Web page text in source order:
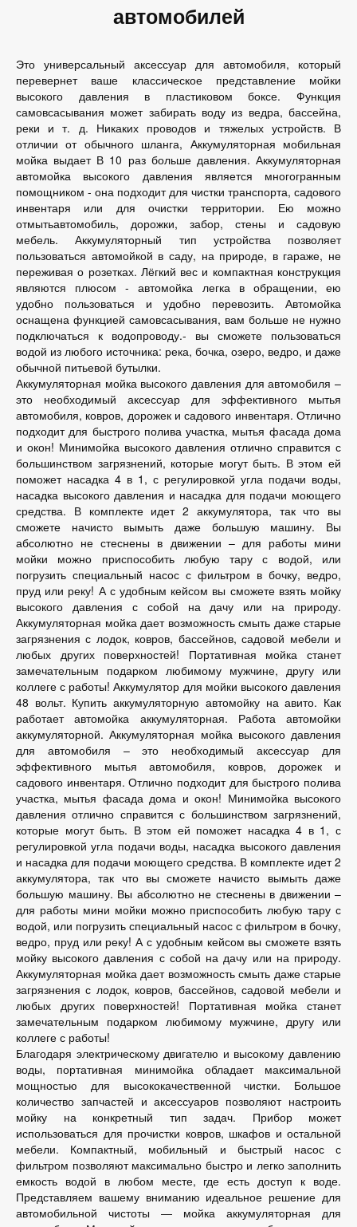
автомобилей
Это универсальный аксессуар для автомобиля, который
перевернет ваше классическое представление мойки
высокого давления в пластиковом боксе. Функция
самовсасывания может забирать воду из ведра, бассейна,
реки и т. д. Никаких проводов и тяжелых устройств. В
отличии от обычного шланга, Аккумуляторная мобильная
мойка выдает В 10 раз больше давления. Аккумуляторная
автомойка высокого давления является многогранным
помощником - она подходит для чистки транспорта, садового
инвентаря или для очистки территории. Ею можно
отмытьавтомобиль, дорожки, забор, стены и садовую
мебель. Аккумуляторный тип устройства позволяет
пользоваться автомойкой в саду, на природе, в гараже, не
переживая о розетках. Лёгкий вес и компактная конструкция
являются плюсом - автомойка легка в обращении, ею
удобно пользоваться и удобно перевозить. Автомойка
оснащена функцией самовсасывания, вам больше не нужно
подключаться к водопроводу.- вы сможете пользоваться
водой из любого источника: река, бочка, озеро, ведро, и даже
обычной питьевой бутылки.
Аккумуляторная мойка высокого давления для автомобиля –
это необходимый аксессуар для эффективного мытья
автомобиля, ковров, дорожек и садового инвентаря. Отлично
подходит для быстрого полива участка, мытья фасада дома
и окон! Минимойка высокого давления отлично справится с
большинством загрязнений, которые могут быть. В этом ей
поможет насадка 4 в 1, с регулировкой угла подачи воды,
насадка высокого давления и насадка для подачи моющего
средства. В комплекте идет 2 аккумулятора, так что вы
сможете начисто вымыть даже большую машину. Вы
абсолютно не стеснены в движении – для работы мини
мойки можно приспособить любую тару с водой, или
погрузить специальный насос с фильтром в бочку, ведро,
пруд или реку! А с удобным кейсом вы сможете взять мойку
высокого давления с собой на дачу или на природу.
Аккумуляторная мойка дает возможность смыть даже старые
загрязнения с лодок, ковров, бассейнов, садовой мебели и
любых других поверхностей! Портативная мойка станет
замечательным подарком любимому мужчине, другу или
коллеге с работы! Аккумулятор для мойки высокого давления
48 вольт. Купить аккумуляторную автомойку на авито. Как
работает автомойка аккумуляторная. Работа автомойки
аккумуляторной. Аккумуляторная мойка высокого давления
для автомобиля – это необходимый аксессуар для
эффективного мытья автомобиля, ковров, дорожек и
садового инвентаря. Отлично подходит для быстрого полива
участка, мытья фасада дома и окон! Минимойка высокого
давления отлично справится с большинством загрязнений,
которые могут быть. В этом ей поможет насадка 4 в 1, с
регулировкой угла подачи воды, насадка высокого давления
и насадка для подачи моющего средства. В комплекте идет 2
аккумулятора, так что вы сможете начисто вымыть даже
большую машину. Вы абсолютно не стеснены в движении –
для работы мини мойки можно приспособить любую тару с
водой, или погрузить специальный насос с фильтром в бочку,
ведро, пруд или реку! А с удобным кейсом вы сможете взять
мойку высокого давления с собой на дачу или на природу.
Аккумуляторная мойка дает возможность смыть даже старые
загрязнения с лодок, ковров, бассейнов, садовой мебели и
любых других поверхностей! Портативная мойка станет
замечательным подарком любимому мужчине, другу или
коллеге с работы!
Благодаря электрическому двигателю и высокому давлению
воды, портативная минимойка обладает максимальной
мощностью для высококачественной чистки. Большое
количество запчастей и аксессуаров позволяют настроить
мойку на конкретный тип задач. Прибор может
использоваться для прочистки ковров, шкафов и остальной
мебели. Компактный, мобильный и быстрый насос с
фильтром позволяют максимально быстро и легко заполнить
емкость водой в любом месте, где есть доступ к воде.
Представляем вашему вниманию идеальное решение для
автомобильной чистоты — мойка аккумуляторная для